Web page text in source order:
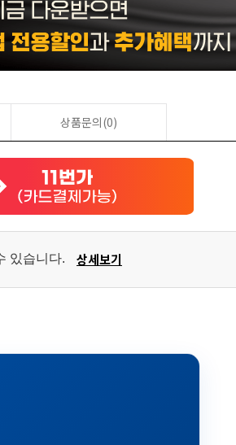
상품문의(0)
있습니다. 상세보기